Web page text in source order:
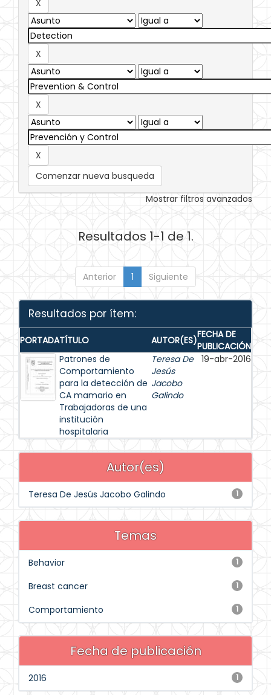
Comenzar nueva busqueda
Mostrar filtros avanzados
Resultados 1-1 de 1.
Anterior 1 Siguiente
Resultados por ítem:
PORTADATÍTULO AUTOR(ES)FECHA DE
PUBLICACIÓN
Patrones de
Comportamiento
para la detección de
CA mamario en
Trabajadoras de una
institución
hospitalaria
Teresa De
Jesús
Jacobo
Galindo
19-abr-2016
Autor(es)
1
Teresa De Jesús Jacobo Galindo
Temas
1
Behavior
1
Breast cancer
1
Comportamiento
Fecha de publicación
1
2016